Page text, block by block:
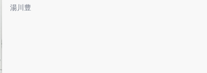
湯川豊